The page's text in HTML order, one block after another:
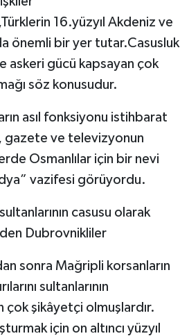
16.yüzyıl Akdeniz ve
önemli bir yer tutar.Casusluk
askeri gücü kapsayan çok
söz konusudur.
asıl fonksiyonu istihbarat
gazete ve televizyonun
Osmanlılar için bir nevi
vazifesi görüyordu.
casusu olarak
Dubrovnikliler
sonra Mağripli korsanların
sultanlarının
şikâyetçi olmuşlardır.
için on altıncı yüzyıl